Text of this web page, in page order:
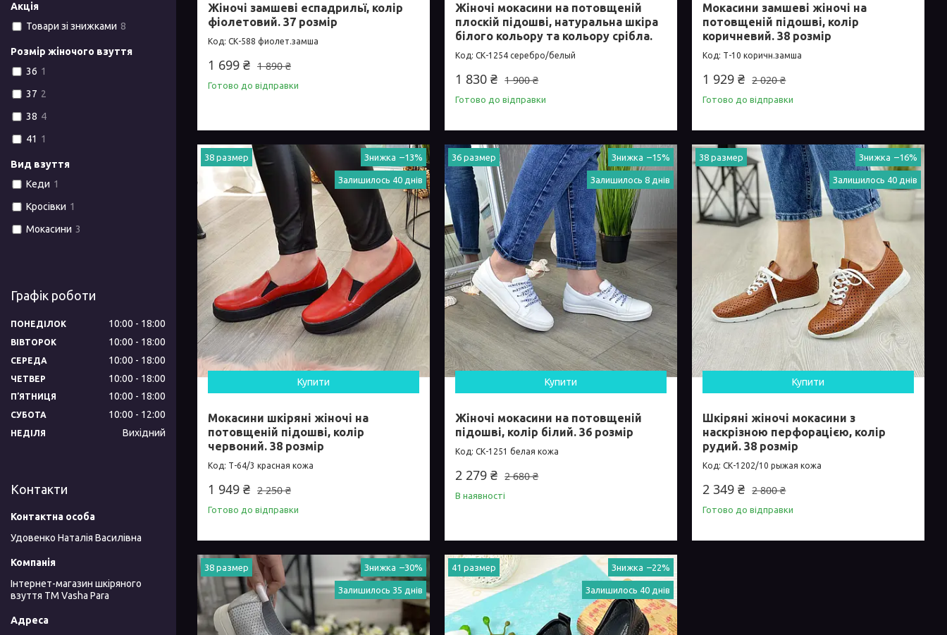
Жіночі замшеві еспадрильї, колір
фіолетовий. 37 розмір
СК-588 фиолет.замша
1 890 ₴
1 699 ₴
Готово до відправки
Жіночі мокасини на потовщеній
плоскій підошві, натуральна шкіра
білого кольору та кольору срібла.
СК-1254 серебро/белый
1 900 ₴
1 830 ₴
Готово до відправки
Мокасини замшеві жіночі на
потовщеній підошві, колір
коричневий. 38 розмір
Т-10 коричн.замша
2 020 ₴
1 929 ₴
Готово до відправки
38 размер –13%
Залишилось 40 днів
Купити
Мокасини шкіряні жіночі на
потовщеній підошві, колір
червоний. 38 розмір
Т-64/3 красная кожа
2 250 ₴
1 949 ₴
Готово до відправки
36 размер –15%
Залишилось 8 днів
Купити
Жіночі мокасини на потовщеній
підошві, колір білий. 36 розмір
СК-1251 белая кожа
2 680 ₴
2 279 ₴
В наявності
38 размер –16%
Залишилось 40 днів
Купити
Шкіряні жіночі мокасини з
наскрізною перфорацією, колір
рудий. 38 розмір
СК-1202/10 рыжая кожа
2 800 ₴
2 349 ₴
Готово до відправки
38 размер –30%
Залишилось 35 днів
41 размер –22%
Залишилось 40 днів
Акція
Товари зі знижками 8
Розмір жіночого взуття
36 1
37 2
38 4
41 1
Вид взуття
Кеди 1
Кросівки 1
Мокасини 3
Графік роботи
ПОНЕДІЛОК 10:00 18:00
ВІВТОРОК 10:00 18:00
СЕРЕДА 10:00 18:00
ЧЕТВЕР 10:00 18:00
ПʼЯТНИЦЯ 10:00 18:00
СУБОТА 10:00 12:00
НЕДІЛЯ Вихідний
Контакти
Удовенко Наталія Василівна
Інтернет-магазин шкіряного
взуття ТМ Vasha Para